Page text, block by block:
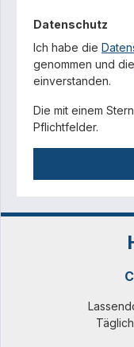
Datenschutz
Ich habe die
genommen und die
einverstanden.
Die mit einem
Pflichtfelder.